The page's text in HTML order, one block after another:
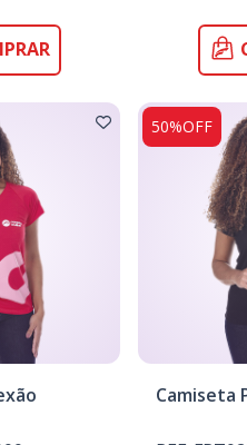
50%OFF
Camiseta